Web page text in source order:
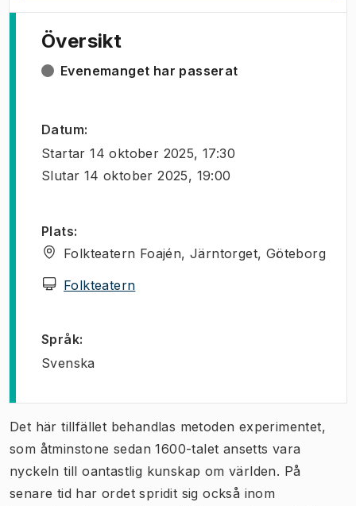
Översikt
Evenemanget har passerat
Datum:
Startar 14 oktober 2025, 17:30
Slutar 14 oktober 2025, 19:00
Plats:
Folkteatern Foajén, Järntorget, Göteborg
Folkteatern(
Språk:
Svenska
Det här tillfället behandlas metoden experimentet,
som åtminstone sedan 1600-talet ansetts vara
nyckeln till oantastlig kunskap om världen. På
senare tid har ordet spridit sig också inom